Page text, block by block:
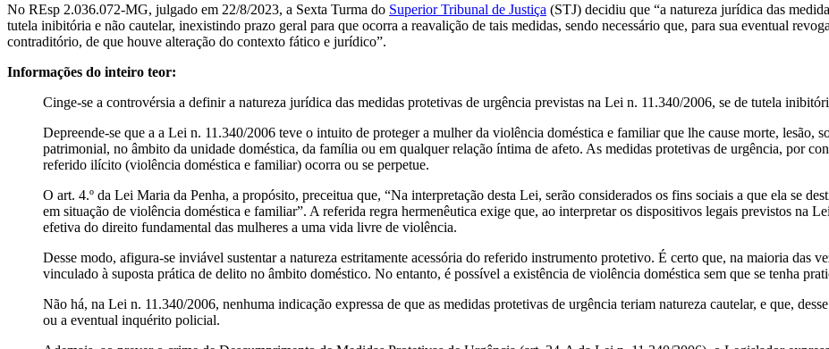
No REsp 2.036.072-MG, julgado em 22/8/2023, a Sexta Turma do Superior Tribunal de Justiça (STJ) decidiu que “a natureza jurídica das
tutela inibitória e não cautelar, inexistindo prazo geral para que ocorra a reavalição de tais medidas, sendo necessário que, para sua eventual
contraditório, de que houve alteração do contexto fático e jurídico”.
Informações do inteiro teor:
Cinge-se a controvérsia a definir a natureza jurídica das medidas protetivas de urgência previstas na Lei n. 11.340/2006, se de tutela
Depreende-se que a a Lei n. 11.340/2006 teve o intuito de proteger a mulher da violência doméstica e familiar que lhe cause morte, lesão,
patrimonial, no âmbito da unidade doméstica, da família ou em qualquer relação íntima de afeto. As medidas protetivas de urgência, por
referido ilícito (violência doméstica e familiar) ocorra ou se perpetue.
O art. 4.º da Lei Maria da Penha, a propósito, preceitua que, “Na interpretação desta Lei, serão considerados os fins sociais a que ela se
em situação de violência doméstica e familiar”. A referida regra hermenêutica exige que, ao interpretar os dispositivos legais previstos na
efetiva do direito fundamental das mulheres a uma vida livre de violência.
Desse modo, afigura-se inviável sustentar a natureza estritamente acessória do referido instrumento protetivo. É certo que, na maioria das
vinculado à suposta prática de delito no âmbito doméstico. No entanto, é possível a existência de violência doméstica sem que se tenha
Não há, na Lei n. 11.340/2006, nenhuma indicação expressa de que as medidas protetivas de urgência teriam natureza cautelar, e que,
ou a eventual inquérito policial.